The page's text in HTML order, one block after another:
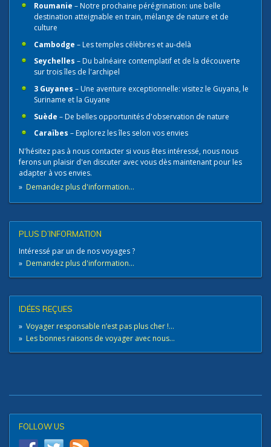
Roumanie – Notre prochaine pérégrination: une belle
destination atteignable en train, mélange de nature et de
culture
Cambodge – Les temples célèbres et au-delà
Seychelles – Du balnéaire contemplatif et de la découverte
sur trois îles de l'archipel
3 Guyanes – Une aventure exceptionnelle: visitez le Guyana, le
Suriname et la Guyane
Suède – De belles opportunités d'observation de nature
Caraïbes – Explorez les îles selon vos envies
N'hésitez pas à nous contacter​ si vous êtes intéressé, nous nous
ferons un plaisir d'en discuter avec vous dès maintenant pour les
adapter à vos envies.
» Demandez plus d'information...
PLUS D’INFORMATION
Intéressé par un de nos voyages ?
» Demandez plus d'information...
IDÉES REÇUES
» Voyager responsable n’est pas plus cher !...
» Les bonnes raisons de voyager avec nous...
FOLLOW US